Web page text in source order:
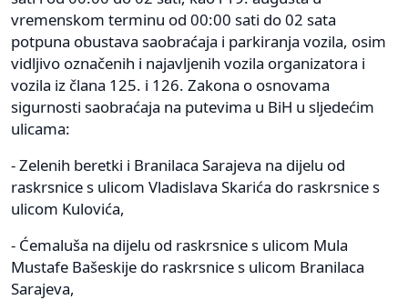
vremenskom terminu od 00:00 sati do 02 sata
potpuna obustava saobraćaja i parkiranja vozila, osim
vidljivo označenih i najavljenih vozila organizatora i
vozila iz člana 125. i 126. Zakona o osnovama
sigurnosti saobraćaja na putevima u BiH u sljedećim
ulicama:
- Zelenih beretki i Branilaca Sarajeva na dijelu od
raskrsnice s ulicom Vladislava Skarića do raskrsnice s
ulicom Kulovića,
- Ćemaluša na dijelu od raskrsnice s ulicom Mula
Mustafe Bašeskije do raskrsnice s ulicom Branilaca
Sarajeva,